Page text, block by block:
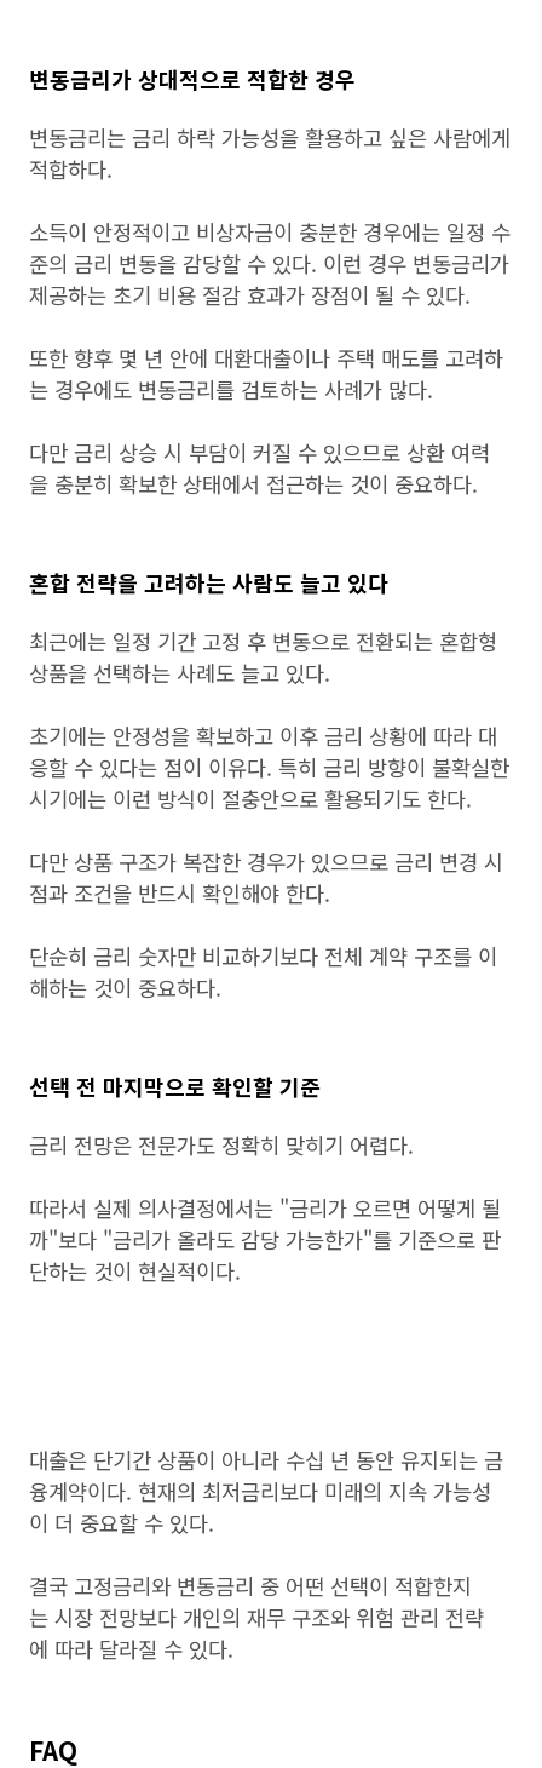
변동금리가 상대적으로 적합한 경우
변동금리는 금리 하락 가능성을 활용하고 싶은 사람에게
적합하다.
소득이 안정적이고 비상자금이 충분한 경우에는 일정 수
준의 금리 변동을 감당할 수 있다. 이런 경우 변동금리가
제공하는 초기 비용 절감 효과가 장점이 될 수 있다.
또한 향후 몇 년 안에 대환대출이나 주택 매도를 고려하
는 경우에도 변동금리를 검토하는 사례가 많다.
다만 금리 상승 시 부담이 커질 수 있으므로 상환 여력
을 충분히 확보한 상태에서 접근하는 것이 중요하다.
혼합 전략을 고려하는 사람도 늘고 있다
최근에는 일정 기간 고정 후 변동으로 전환되는 혼합형
상품을 선택하는 사례도 늘고 있다.
초기에는 안정성을 확보하고 이후 금리 상황에 따라 대
응할 수 있다는 점이 이유다. 특히 금리 방향이 불확실한
시기에는 이런 방식이 절충안으로 활용되기도 한다.
다만 상품 구조가 복잡한 경우가 있으므로 금리 변경 시
점과 조건을 반드시 확인해야 한다.
단순히 금리 숫자만 비교하기보다 전체 계약 구조를 이
해하는 것이 중요하다.
선택 전 마지막으로 확인할 기준
금리 전망은 전문가도 정확히 맞히기 어렵다.
따라서 실제 의사결정에서는 "금리가 오르면 어떻게 될
까"보다 "금리가 올라도 감당 가능한가"를 기준으로 판
단하는 것이 현실적이다.
대출은 단기간 상품이 아니라 수십 년 동안 유지되는 금
융계약이다. 현재의 최저금리보다 미래의 지속 가능성
이 더 중요할 수 있다.
결국 고정금리와 변동금리 중 어떤 선택이 적합한지
는 시장 전망보다 개인의 재무 구조와 위험 관리 전략
에 따라 달라질 수 있다.
FAQ